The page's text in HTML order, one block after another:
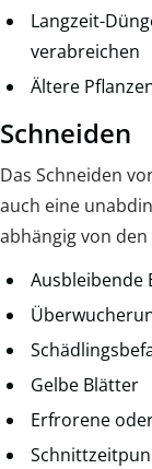
Langzeit-
verabreichen
Ältere
Schneiden
Das Schneiden
auch eine
abhängig von
Ausbleibende
Gelbe Blätter
Erfrorene